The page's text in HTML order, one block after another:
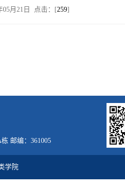
05月21日 点击：[259]
邮编：361005
学院